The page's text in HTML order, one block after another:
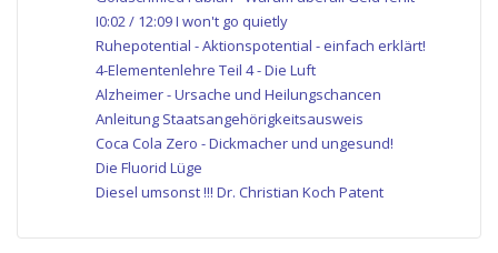
I0:02 / 12:09 I won't go quietly
Ruhepotential - Aktionspotential - einfach erklärt!
4-Elementenlehre Teil 4 - Die Luft
Alzheimer - Ursache und Heilungschancen
Anleitung Staatsangehörigkeitsausweis
Coca Cola Zero - Dickmacher und ungesund!
Die Fluorid Lüge
Diesel umsonst !!! Dr. Christian Koch Patent